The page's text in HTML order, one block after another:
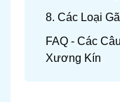
8. Các Loại
FAQ - Các
Xương Kín